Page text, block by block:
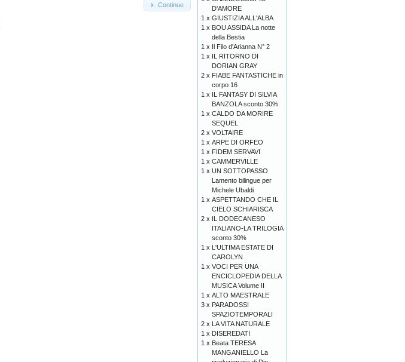
Continue
D'AMORE
1 x GIUSTIZIA ALL'ALBA
1 x BOU ASSIDA La notte
della Bestia
1 x Il Filo d'Arianna N° 2
1 x IL RITORNO DI
DORIAN GRAY
2 x FIABE FANTASTICHE in
corpo 16
1 x IL FANTASY DI SILVIA
BANZOLA sconto 30%
1 x CALDO DA MORIRE
SEQUEL
2 x VOLTAIRE
1 x ARPE DI ORFEO
1 x FIDEM SERVAVI
1 x CAMMERVILLE
1 x UN SOTTOPASSO
Lamento bilingue per
Michele Ubaldi
1 x ASPETTANDO CHE IL
CIELO SCHIARISCA
2 x IL DODECANESO
ITALIANO-LA TRILOGIA
sconto 30%
1 x L'ULTIMA ESTATE DI
CAROLYN
1 x VOCI PER UNA
ENCICLOPEDIA DELLA
MUSICA Volume II
1 x ALTO MAESTRALE
3 x PARADOSSI
SPAZIOTEMPORALI
2 x LA VITA NATURALE
1 x DISEREDATI
1 x Beata TERESA
MANGANIELLO La